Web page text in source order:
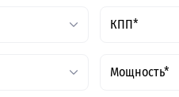
КПП*
Мощность*